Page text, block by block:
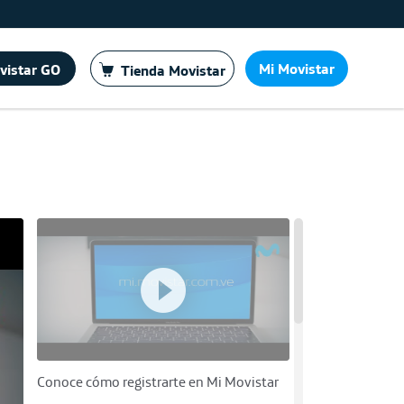
GO Tienda Movistar Mi Movistar
Conoce cómo registrarte en Mi Movistar